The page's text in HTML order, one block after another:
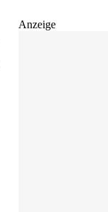
Anzeige